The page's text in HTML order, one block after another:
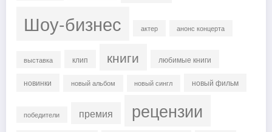
Шоу-бизнес актер анонс концерта
выставка клип книги любимые книги
новинки новый альбом новый сингл новый фильм
победители премия рецензии